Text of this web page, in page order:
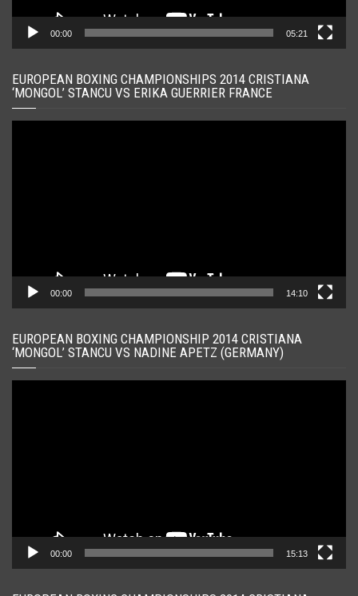
00:00 05:21
EUROPEAN BOXING CHAMPIONSHIPS 2014 CRISTIANA
‘MONGOL’ STANCU VS ERIKA GUERRIER FRANCE
00:00 14:10
EUROPEAN BOXING CHAMPIONSHIP 2014 CRISTIANA
‘MONGOL’ STANCU VS NADINE APETZ (GERMANY)
00:00 15:13